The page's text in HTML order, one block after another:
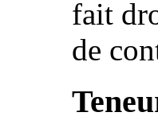
fait
de